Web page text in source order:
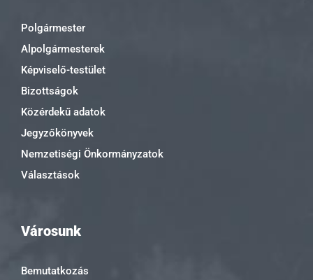
Polgármester
Alpolgármesterek
Képviselő-testület
Bizottságok
Közérdekű adatok
Jegyzőkönyvek
Nemzetiségi Önkormányzatok
Választások
Városunk
Bemutatkozás